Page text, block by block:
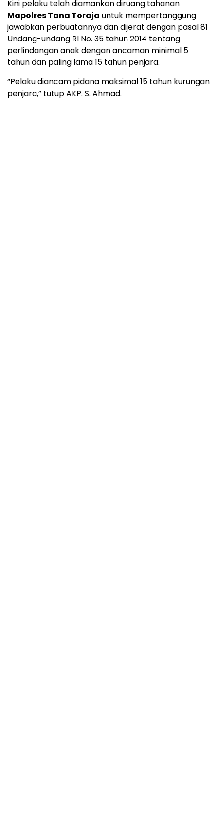
Kini pelaku telah diamankan diruang tahanan
Mapolres Tana Toraja untuk mempertanggung
jawabkan perbuatannya dan dijerat dengan pasal 81
Undang-undang RI No. 35 tahun 2014 tentang
perlindangan anak dengan ancaman minimal 5
tahun dan paling lama 15 tahun penjara.
“Pelaku diancam pidana maksimal 15 tahun kurungan
penjara,” tutup AKP. S. Ahmad.